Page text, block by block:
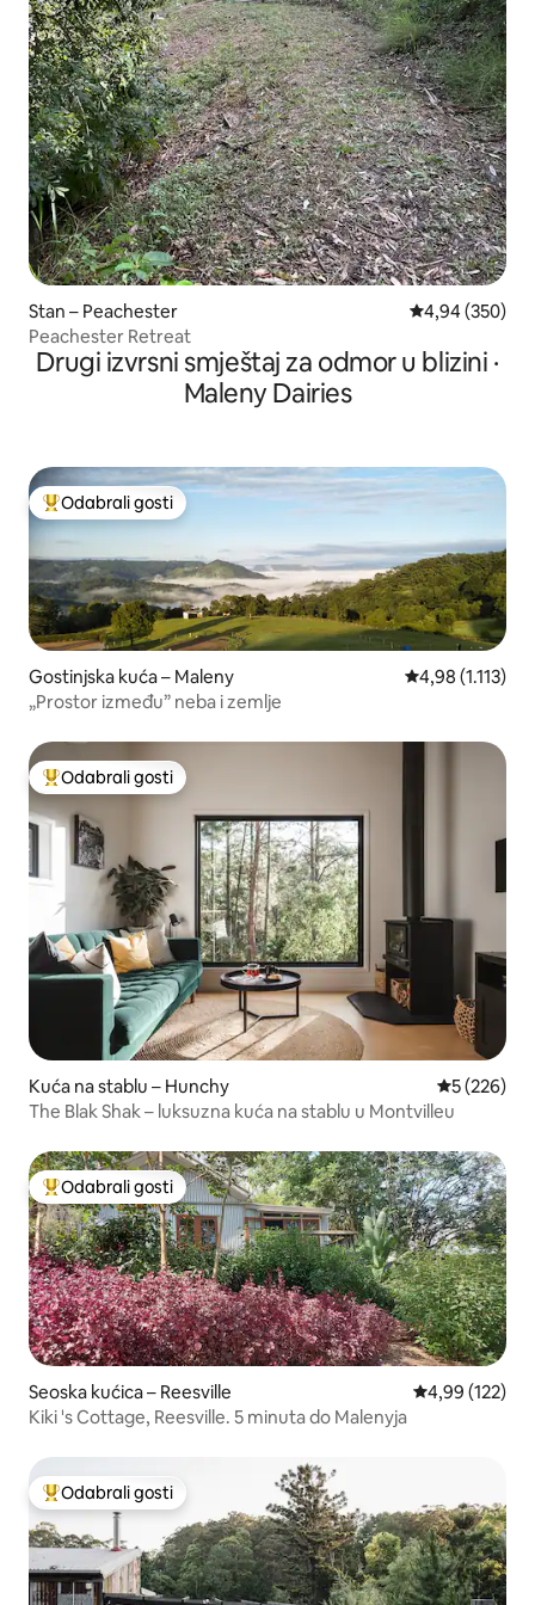
Stan – Peachester Prosječna
4,94 (350)
Peachester Retreat
Drugi izvrsni smještaj za odmor u blizini ·
Maleny Dairies
Među najviše rangiranima s oznakom „Odabrali gosti”
Odabrali gosti
Gostinjska kuća – Maleny Prosječna
4,98 (1.113)
„Prostor između” neba i zemlje
Među najviše rangiranima s oznakom „Odabrali gosti”
Odabrali gosti
Kuća na stablu – Hunchy Prosječna
5 (226)
The Blak Shak – luksuzna kuća na stablu u Montvilleu
Među najviše rangiranima s oznakom „Odabrali gosti”
Odabrali gosti
Seoska kućica – Reesville Prosječna
4,99 (122)
Kiki 's Cottage, Reesville. 5 minuta do Malenyja
Među najviše rangiranima s oznakom „Odabrali gosti”
Odabrali gosti